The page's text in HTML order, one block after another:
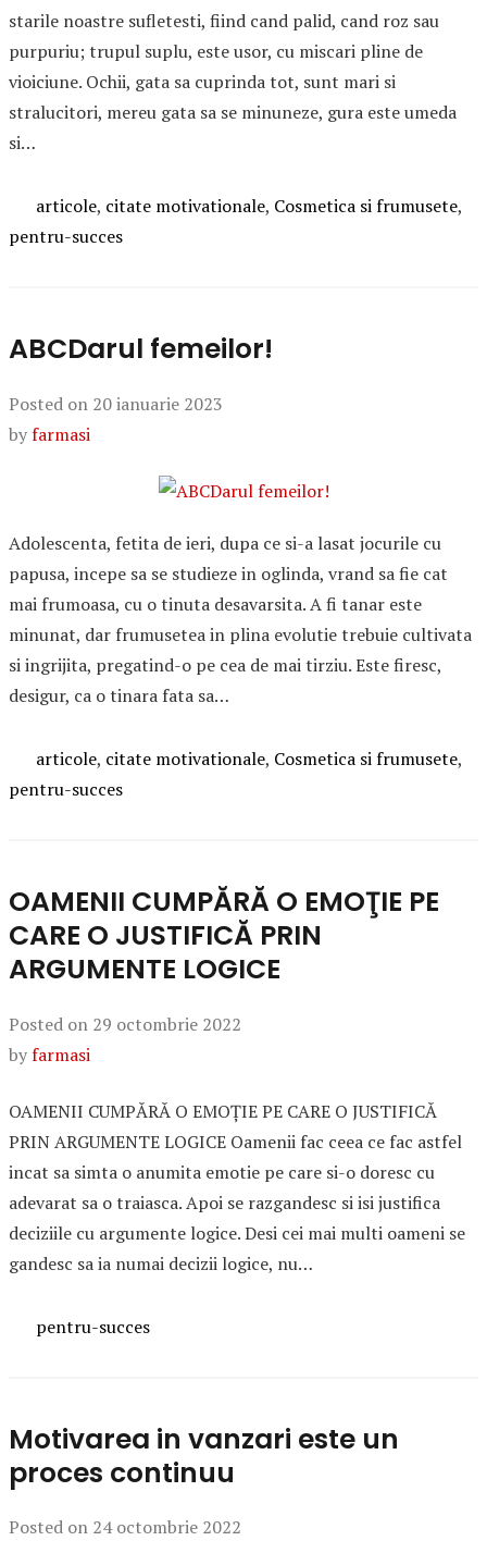
starile noastre sufletesti, fiind cand palid, cand roz sau
purpuriu; trupul suplu, este usor, cu miscari pline de
vioiciune. Ochii, gata sa cuprinda tot, sunt mari si
stralucitori, mereu gata sa se minuneze, gura este umeda
si…
Categories
articole, citate motivationale, Cosmetica si frumusete,
pentru-succes
ABCDarul femeilor!
Posted on 20 ianuarie 2023
byfarmasi
Adolescenta, fetita de ieri, dupa ce si-a lasat jocurile cu
papusa, incepe sa se studieze in oglinda, vrand sa fie cat
mai frumoasa, cu o tinuta desavarsita. A fi tanar este
minunat, dar frumusetea in plina evolutie trebuie cultivata
si ingrijita, pregatind-o pe cea de mai tirziu. Este firesc,
desigur, ca o tinara fata sa…
Categories
articole, citate motivationale, Cosmetica si frumusete,
pentru-succes
OAMENII CUMPĂRĂ O EMOŢIE PE
CARE O JUSTIFICĂ PRIN
ARGUMENTE LOGICE
Posted on 29 octombrie 2022
byfarmasi
OAMENII CUMPĂRĂ O EMOŢIE PE CARE O JUSTIFICĂ
PRIN ARGUMENTE LOGICE Oamenii fac ceea ce fac astfel
incat sa simta o anumita emotie pe care si-o doresc cu
adevarat sa o traiasca. Apoi se razgandesc si isi justifica
deciziile cu argumente logice. Desi cei mai multi oameni se
gandesc sa ia numai decizii logice, nu…
Categories
pentru-succes
Motivarea in vanzari este un
proces continuu
Posted on 24 octombrie 2022